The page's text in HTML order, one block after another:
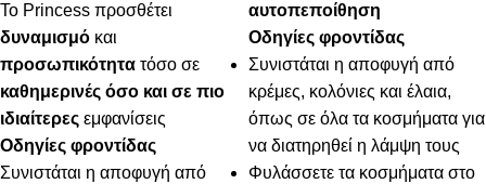
Το Princess προσθέτει
δυναμισμό και
προσωπικότητα τόσο σε
καθημερινές όσο και σε πιο
ιδιαίτερες εμφανίσεις
Οδηγίες φροντίδας
Συνιστάται η αποφυγή από
αυτοπεποίθηση
Οδηγίες φροντίδας
Συνιστάται η αποφυγή από
κρέμες, κολόνιες και έλαια,
όπως σε όλα τα κοσμήματα για
να διατηρηθεί η λάμψη τους
Φυλάσσετε τα κοσμήματα στο